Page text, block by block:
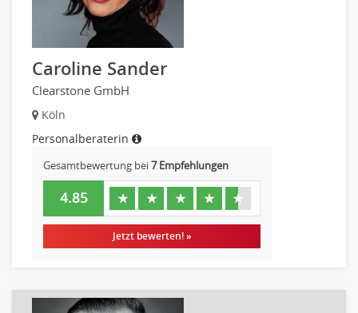
Caroline Sander
Clearstone GmbH
Köln
Personalberaterin
Gesamtbewertung bei7 Empfehlungen
4.85 ★ ★ ★ ★ ★
Jetzt bewerten! »